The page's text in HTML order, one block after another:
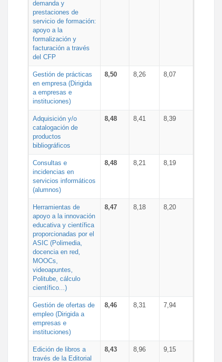
demanda y
prestaciones de
servicio de formación:
apoyo a la
formalización y
facturación a través
del CFP
Gestión de prácticas
en empresa (Dirigida
a empresas e
instituciones)
8,50 8,26 8,07
Adquisición y/o
catalogación de
productos
bibliográficos
8,48 8,41 8,39
Consultas e
incidencias en
servicios informáticos
(alumnos)
8,48 8,21 8,19
Herramientas de
apoyo a la innovación
educativa y científica
proporcionadas por el
ASIC (Polimedia,
docencia en red,
MOOCs,
videoapuntes,
Politube, cálculo
científico...)
8,47 8,18 8,20
Gestión de ofertas de
empleo (Dirigida a
empresas e
instituciones)
8,46 8,31 7,94
Edición de libros a
través de la Editorial
8,43 8,96 9,15